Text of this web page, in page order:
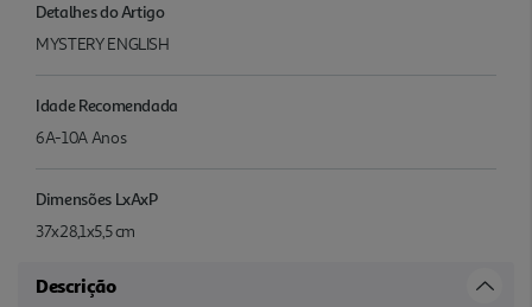
Detalhes do Artigo
MYSTERY ENGLISH
Idade Recomendada
6A-10A Anos
Dimensões LxAxP
37x28,1x5,5 cm
Descrição